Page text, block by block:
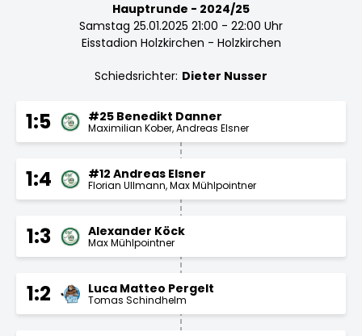
Hauptrunde - 2024/25
Samstag 25.01.2025 21:00 - 22:00 Uhr
Eisstadion Holzkirchen - Holzkirchen
Schiedsrichter: Dieter Nusser
1:5 #25 Benedikt Danner
Maximilian Kober Andreas Elsner
1:4 #12 Andreas Elsner
Florian Ullmann Max Mühlpointner
1:3 Alexander Köck
Max Mühlpointner
1:2 Luca Matteo Pergelt
Tomas Schindhelm